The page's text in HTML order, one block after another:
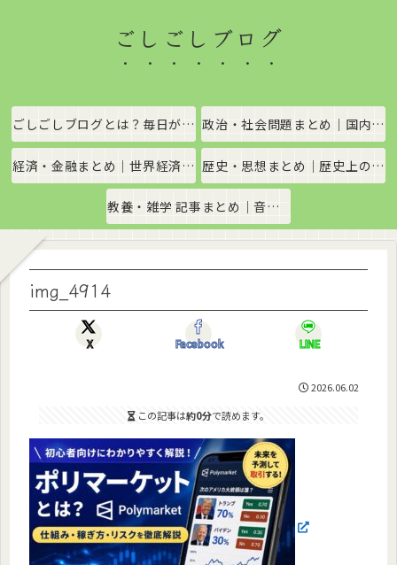
ごしごしブログ
ごしごしブログとは？毎日がちょっと楽しくなる情報発信サイト 政治・社会問題まとめ｜国内政治・国際情勢をわかりやすく解説
経済・金融まとめ｜世界経済・金融市場をわかりやすく解説 歴史・思想まとめ｜歴史上の出来事や思想・哲学をわかりやすく解説
教養・雑学 記事まとめ｜音楽、科学、社会の豆知識をわかりやすく解説
img_4914
X Facebook LINE
2026.06.02
この記事は約0分で読めます。